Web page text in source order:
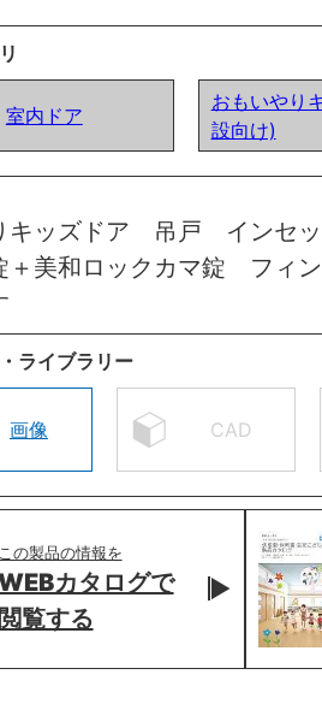
室内ドア
おもいやり
設向け)
キッズドア 吊戸 イン
＋美和ロックカマ錠 フィ
ライブラリー
画像 CAD
この製品の情報を
カタログで
閲覧する